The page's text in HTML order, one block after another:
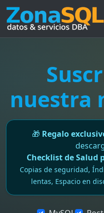
nuestra
🎁 Regalo
Checklist de Salud
Copias de seguridad,
lentas, Espacio en